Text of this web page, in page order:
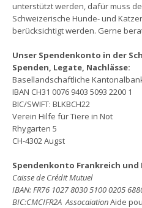
unterstützt werden, dafür muss
Schweizerische Hunde- und
berücksichtigt werden. Gerne
Unser Spendenkonto in der
Spenden, Legate, Nachlässe:
Basellandschaftliche
IBAN CH31 0076 9403 5093 2200 1
BIC/SWIFT: BLKBCH22
Verein Hilfe für Tiere in Not
Rhygarten 5
CH-4302 Augst
Spendenkonto Frankreich und
Caisse de Crédit Mutuel
IBAN: FR76 1027 8030 5100 0205
BIC:CMCIFR2AAssocaiationAide